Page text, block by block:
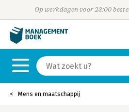
Op werkdagen voor 23:00
Mens en maatschappij